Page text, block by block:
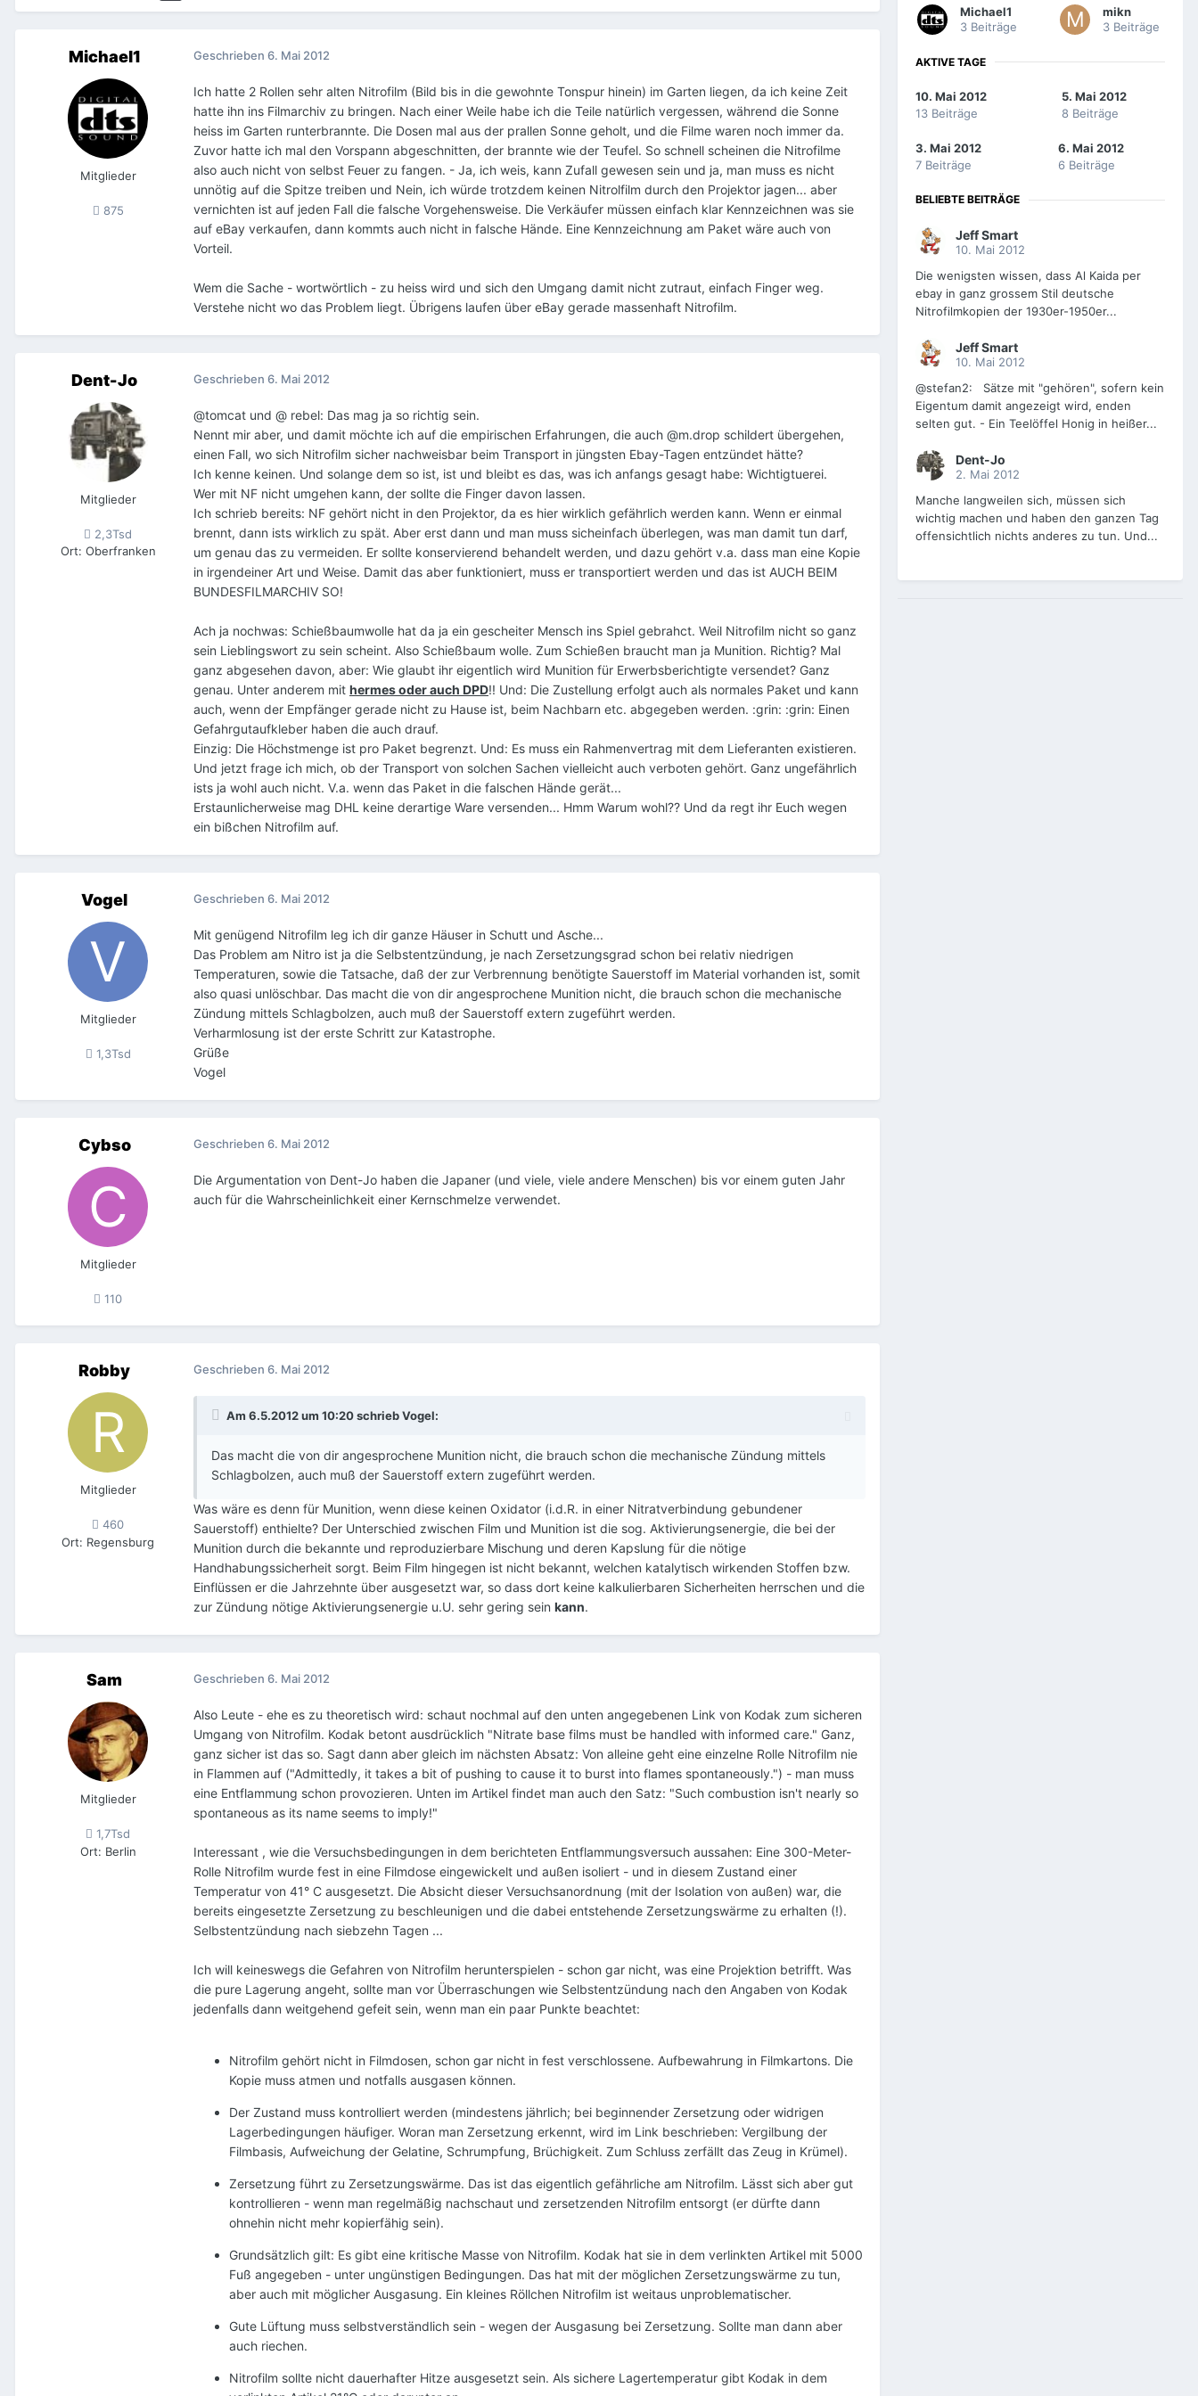
Michael1
Mitglieder
875
Geschrieben 6. Mai 2012
Ich hatte 2 Rollen sehr alten Nitrofilm (Bild bis in die gewohnte Tonspur hinein) im Garten liegen, da ich keine Zeit
hatte ihn ins Filmarchiv zu bringen. Nach einer Weile habe ich die Teile natürlich vergessen, während die Sonne
heiss im Garten runterbrannte. Die Dosen mal aus der prallen Sonne geholt, und die Filme waren noch immer da.
Zuvor hatte ich mal den Vorspann abgeschnitten, der brannte wie der Teufel. So schnell scheinen die Nitrofilme
also auch nicht von selbst Feuer zu fangen. - Ja, ich weis, kann Zufall gewesen sein und ja, man muss es nicht
unnötig auf die Spitze treiben und Nein, ich würde trotzdem keinen Nitrolfilm durch den Projektor jagen... aber
vernichten ist auf jeden Fall die falsche Vorgehensweise. Die Verkäufer müssen einfach klar Kennzeichnen was sie
auf eBay verkaufen, dann kommts auch nicht in falsche Hände. Eine Kennzeichnung am Paket wäre auch von
Vorteil.
Wem die Sache - wortwörtlich - zu heiss wird und sich den Umgang damit nicht zutraut, einfach Finger weg.
Verstehe nicht wo das Problem liegt. Übrigens laufen über eBay gerade massenhaft Nitrofilm.
Dent-Jo
Mitglieder
2,3Tsd
Ort: Oberfranken
Geschrieben 6. Mai 2012
@tomcat und @ rebel: Das mag ja so richtig sein.
Nennt mir aber, und damit möchte ich auf die empirischen Erfahrungen, die auch @m.drop schildert übergehen,
einen Fall, wo sich Nitrofilm sicher nachweisbar beim Transport in jüngsten Ebay-Tagen entzündet hätte?
Ich kenne keinen. Und solange dem so ist, ist und bleibt es das, was ich anfangs gesagt habe: Wichtigtuerei.
Wer mit NF nicht umgehen kann, der sollte die Finger davon lassen.
Ich schrieb bereits: NF gehört nicht in den Projektor, da es hier wirklich gefährlich werden kann. Wenn er einmal
brennt, dann ists wirklich zu spät. Aber erst dann und man muss sicheinfach überlegen, was man damit tun darf,
um genau das zu vermeiden. Er sollte konservierend behandelt werden, und dazu gehört v.a. dass man eine Kopie
in irgendeiner Art und Weise. Damit das aber funktioniert, muss er transportiert werden und das ist AUCH BEIM
BUNDESFILMARCHIV SO!
Ach ja nochwas: Schießbaumwolle hat da ja ein gescheiter Mensch ins Spiel gebrahct. Weil Nitrofilm nicht so ganz
sein Lieblingswort zu sein scheint. Also Schießbaum wolle. Zum Schießen braucht man ja Munition. Richtig? Mal
ganz abgesehen davon, aber: Wie glaubt ihr eigentlich wird Munition für Erwerbsberichtigte versendet? Ganz
genau. Unter anderem mit hermes oder auch DPD!! Und: Die Zustellung erfolgt auch als normales Paket und kann
auch, wenn der Empfänger gerade nicht zu Hause ist, beim Nachbarn etc. abgegeben werden. :grin: :grin: Einen
Gefahrgutaufkleber haben die auch drauf.
Einzig: Die Höchstmenge ist pro Paket begrenzt. Und: Es muss ein Rahmenvertrag mit dem Lieferanten existieren.
Und jetzt frage ich mich, ob der Transport von solchen Sachen vielleicht auch verboten gehört. Ganz ungefährlich
ists ja wohl auch nicht. V.a. wenn das Paket in die falschen Hände gerät...
Erstaunlicherweise mag DHL keine derartige Ware versenden... Hmm Warum wohl?? Und da regt ihr Euch wegen
ein bißchen Nitrofilm auf.
Vogel
Mitglieder
1,3Tsd
Geschrieben 6. Mai 2012
Mit genügend Nitrofilm leg ich dir ganze Häuser in Schutt und Asche...
Das Problem am Nitro ist ja die Selbstentzündung, je nach Zersetzungsgrad schon bei relativ niedrigen
Temperaturen, sowie die Tatsache, daß der zur Verbrennung benötigte Sauerstoff im Material vorhanden ist, somit
also quasi unlöschbar. Das macht die von dir angesprochene Munition nicht, die brauch schon die mechanische
Zündung mittels Schlagbolzen, auch muß der Sauerstoff extern zugeführt werden.
Verharmlosung ist der erste Schritt zur Katastrophe.
Grüße
Vogel
Cybso
Mitglieder
110
Geschrieben 6. Mai 2012
Die Argumentation von Dent-Jo haben die Japaner (und viele, viele andere Menschen) bis vor einem guten Jahr
auch für die Wahrscheinlichkeit einer Kernschmelze verwendet.
Robby
Mitglieder
460
Ort: Regensburg
Geschrieben 6. Mai 2012
Am 6.5.2012 um 10:20 schrieb Vogel:
Das macht die von dir angesprochene Munition nicht, die brauch schon die mechanische Zündung mittels
Schlagbolzen, auch muß der Sauerstoff extern zugeführt werden.
Was wäre es denn für Munition, wenn diese keinen Oxidator (i.d.R. in einer Nitratverbindung gebundener
Sauerstoff) enthielte? Der Unterschied zwischen Film und Munition ist die sog. Aktivierungsenergie, die bei der
Munition durch die bekannte und reproduzierbare Mischung und deren Kapslung für die nötige
Handhabungssicherheit sorgt. Beim Film hingegen ist nicht bekannt, welchen katalytisch wirkenden Stoffen bzw.
Einflüssen er die Jahrzehnte über ausgesetzt war, so dass dort keine kalkulierbaren Sicherheiten herrschen und die
zur Zündung nötige Aktivierungsenergie u.U. sehr gering sein kann.
Sam
Mitglieder
1,7Tsd
Ort: Berlin
Geschrieben 6. Mai 2012
Also Leute - ehe es zu theoretisch wird: schaut nochmal auf den unten angegebenen Link von Kodak zum sicheren
Umgang von Nitrofilm. Kodak betont ausdrücklich "Nitrate base films must be handled with informed care." Ganz,
ganz sicher ist das so. Sagt dann aber gleich im nächsten Absatz: Von alleine geht eine einzelne Rolle Nitrofilm nie
in Flammen auf ("Admittedly, it takes a bit of pushing to cause it to burst into flames spontaneously.") - man muss
eine Entflammung schon provozieren. Unten im Artikel findet man auch den Satz: "Such combustion isn't nearly so
spontaneous as its name seems to imply!"
Interessant , wie die Versuchsbedingungen in dem berichteten Entflammungsversuch aussahen: Eine 300-Meter-
Rolle Nitrofilm wurde fest in eine Filmdose eingewickelt und außen isoliert - und in diesem Zustand einer
Temperatur von 41° C ausgesetzt. Die Absicht dieser Versuchsanordnung (mit der Isolation von außen) war, die
bereits eingesetzte Zersetzung zu beschleunigen und die dabei entstehende Zersetzungswärme zu erhalten (!).
Selbstentzündung nach siebzehn Tagen ...
Ich will keineswegs die Gefahren von Nitrofilm herunterspielen - schon gar nicht, was eine Projektion betrifft. Was
die pure Lagerung angeht, sollte man vor Überraschungen wie Selbstentzündung nach den Angaben von Kodak
jedenfalls dann weitgehend gefeit sein, wenn man ein paar Punkte beachtet:
Nitrofilm gehört nicht in Filmdosen, schon gar nicht in fest verschlossene. Aufbewahrung in Filmkartons. Die
Kopie muss atmen und notfalls ausgasen können.
Der Zustand muss kontrolliert werden (mindestens jährlich; bei beginnender Zersetzung oder widrigen
Lagerbedingungen häufiger. Woran man Zersetzung erkennt, wird im Link beschrieben: Vergilbung der
Filmbasis, Aufweichung der Gelatine, Schrumpfung, Brüchigkeit. Zum Schluss zerfällt das Zeug in Krümel).
Zersetzung führt zu Zersetzungswärme. Das ist das eigentlich gefährliche am Nitrofilm. Lässt sich aber gut
kontrollieren - wenn man regelmäßig nachschaut und zersetzenden Nitrofilm entsorgt (er dürfte dann
ohnehin nicht mehr kopierfähig sein).
Grundsätzlich gilt: Es gibt eine kritische Masse von Nitrofilm. Kodak hat sie in dem verlinkten Artikel mit 5000
Fuß angegeben - unter ungünstigen Bedingungen. Das hat mit der möglichen Zersetzungswärme zu tun,
aber auch mit möglicher Ausgasung. Ein kleines Röllchen Nitrofilm ist weitaus unproblematischer.
Gute Lüftung muss selbstverständlich sein - wegen der Ausgasung bei Zersetzung. Sollte man dann aber
auch riechen.
Nitrofilm sollte nicht dauerhafter Hitze ausgesetzt sein. Als sichere Lagertemperatur gibt Kodak in dem
Michael1
3 Beiträge
mikn
3 Beiträge
AKTIVE TAGE
10. Mai 2012
13 Beiträge
5. Mai 2012
8 Beiträge
3. Mai 2012
7 Beiträge
6. Mai 2012
6 Beiträge
BELIEBTE BEITRÄGE
Jeff Smart
10. Mai 2012
Die wenigsten wissen, dass Al Kaida per
ebay in ganz grossem Stil deutsche
Nitrofilmkopien der 1930er-1950er...
Jeff Smart
10. Mai 2012
@stefan2: Sätze mit "gehören", sofern kein
Eigentum damit angezeigt wird, enden
selten gut. - Ein Teelöffel Honig in heißer...
Dent-Jo
2. Mai 2012
Manche langweilen sich, müssen sich
wichtig machen und haben den ganzen Tag
offensichtlich nichts anderes zu tun. Und...